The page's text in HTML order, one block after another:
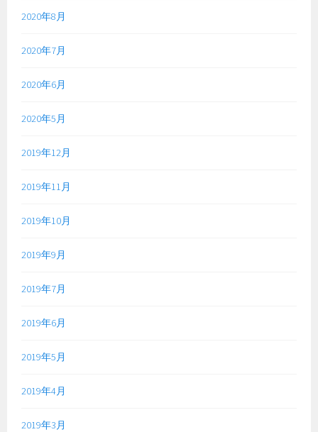
2020年8月
2020年7月
2020年6月
2020年5月
2019年12月
2019年11月
2019年10月
2019年9月
2019年7月
2019年6月
2019年5月
2019年4月
2019年3月